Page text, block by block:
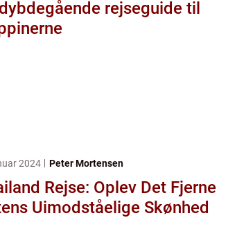
rejseguide til
2024 Peter Mortensen
Rejse: Oplev Det Fjerne
Uimodståelige Skønhed